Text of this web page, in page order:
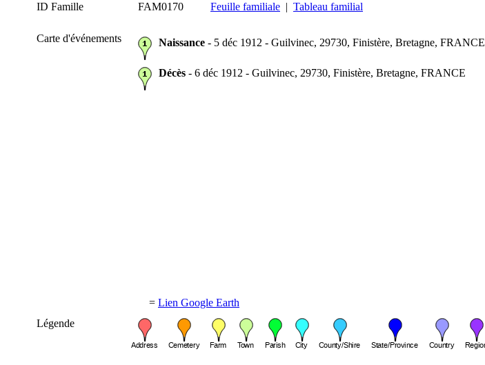
ID Famille
FAM0170 Feuille familiale | Tableau familial
Carte d'événements Naissance - 5 déc 1912 - Guilvinec, 29730, Finistère, Bretagne, FRANCE
Décès - 6 déc 1912 - Guilvinec, 29730, Finistère, Bretagne, FRANCE
= Lien Google Earth
Légende